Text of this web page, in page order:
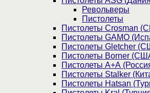
Револьверы
Пистолеты
Пистолеты Crosman
Пистолеты GAMO
Пистолеты Gletcher
Пистолеты Borner
Пистолеты А+А
Пистолеты Stalker
Пистолеты Hatsan